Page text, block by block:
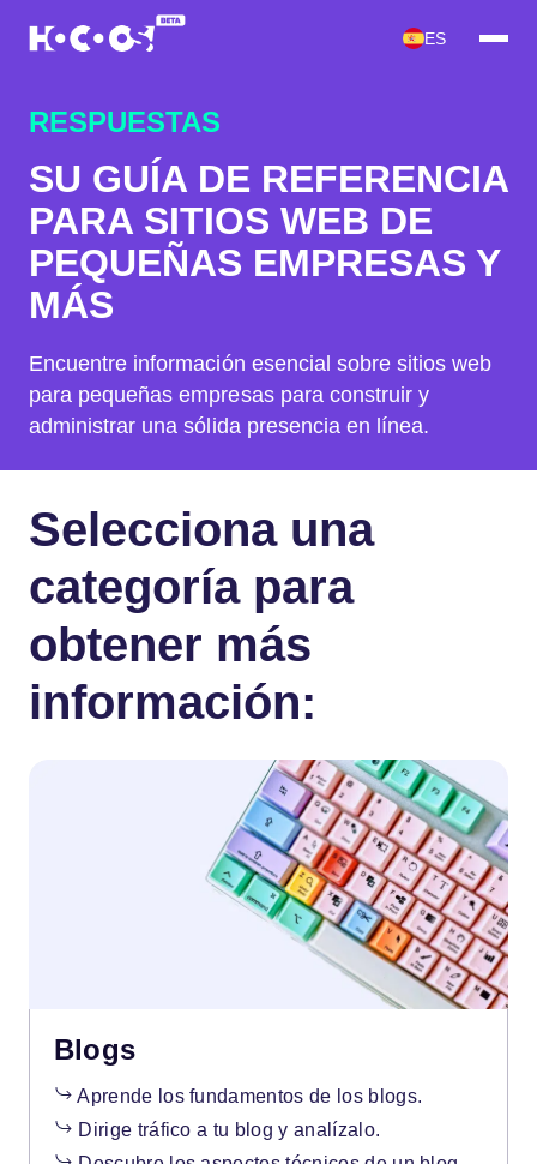
ES
RESPUESTAS
SU GUÍA DE REFERENCIA
PARA SITIOS WEB DE
PEQUEÑAS EMPRESAS Y
MÁS
Encuentre información esencial sobre sitios web
para pequeñas empresas para construir y
administrar una sólida presencia en línea.
Selecciona una
categoría para
obtener más
información:
Blogs
Aprende los fundamentos de los blogs.
Dirige tráfico a tu blog y analízalo.